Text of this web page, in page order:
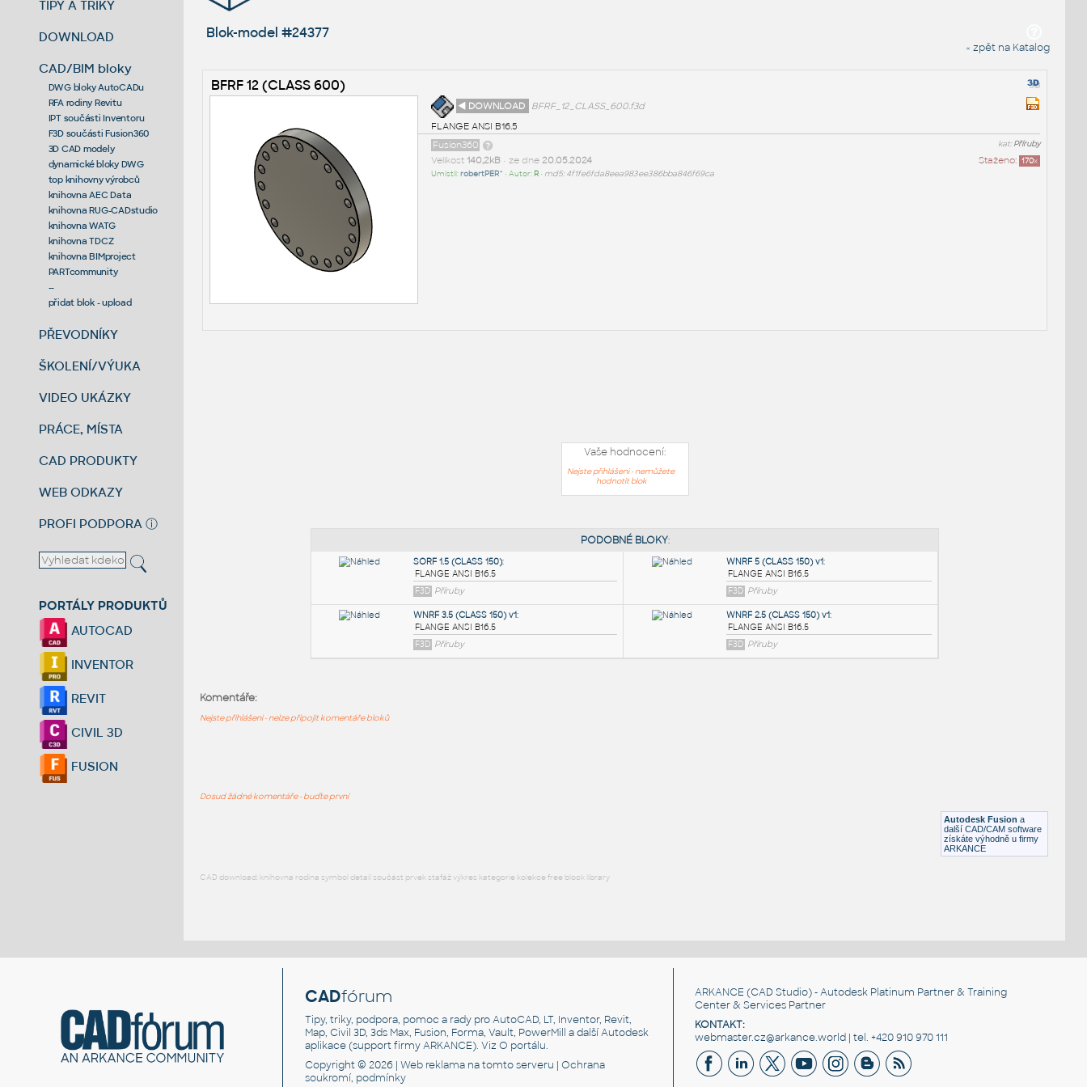
TIPY A TRIKY
DOWNLOAD
CAD/BIM bloky
DWG bloky AutoCADu
RFA rodiny Revitu
IPT součásti Inventoru
F3D součásti Fusion360
3D CAD modely
dynamické bloky DWG
top knihovny výrobců
knihovna AEC Data
knihovna RUG-CADstudio
knihovna WATG
knihovna TDCZ
knihovna BIMproject
PARTcommunity
--
přidat blok - upload
PŘEVODNÍKY
ŠKOLENÍ/VÝUKA
VIDEO UKÁZKY
PRÁCE, MÍSTA
CAD PRODUKTY
WEB ODKAZY
PROFI PODPORA ⓘ
PORTÁLY PRODUKTŮ
AUTOCAD
INVENTOR
REVIT
CIVIL 3D
FUSION
Blok-model #24377
« zpět na Katalog
BFRF 12 (CLASS 600)
◄ DOWNLOAD
BFRF_12_CLASS_600.f3d
FLANGE ANSI B16.5
kat:Příruby
Fusion360
Staženo: 170x
Velikost 140,2kB• ze dne 20.05.2024
Umístil:robertPER^ • Autor: R• md5: 4f1fe6fda8eea983ee386bba846f69ca
Vaše hodnocení:
Nejste přihlášeni - nemůžete
hodnotit blok
Autodesk Fusion a
další CAD/CAM software
získáte výhodně u firmy
ARKANCE
Komentáře:
Nejste přihlášeni - nelze připojit komentáře bloků
Dosud žádné komentáře - buďte první
CAD download: knihovna rodina symbol detail součást prvek stafáž výkres kategorie kolekce free block library
CADfórum
Tipy, triky, podpora, pomoc a rady pro AutoCAD, LT, Inventor, Revit,
Map, Civil 3D, 3ds Max, Fusion, Forma, Vault, PowerMill a další Autodesk
aplikace (support firmy ARKANCE). VizO portálu.
Copyright © 2026 |Web reklama na tomto serveru |Ochrana
soukromí, podmínky
ARKANCE (CAD Studio) - Autodesk Platinum Partner & Training
Center & Services Partner
KONTAKT:
webmaster.cz@arkance.world | tel. +420 910 970 111